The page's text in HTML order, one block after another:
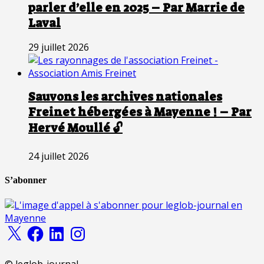
parler d’elle en 2025 – Par Marrie de
Laval
29 juillet 2026
Sauvons les archives nationales
Freinet hébergées à Mayenne ! – Par
Hervé Moullé 🔓
24 juillet 2026
S’abonner
X FacebookLinkedInInstagram